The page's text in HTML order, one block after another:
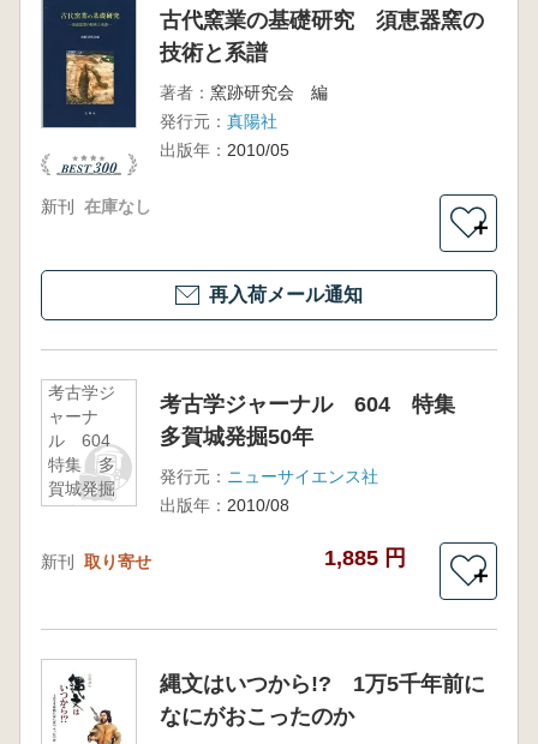
古代窯業の基礎研究 須恵器窯の
技術と系譜
著者： 窯跡研究会 編
発行元： 真陽社
出版年： 2010/05
新刊 在庫なし
＋
再入荷メール通知
考古学ジ
ャーナ
ル 604
特集 多
賀城発掘
50年
考古学ジャーナル 604 特集
多賀城発掘50年
発行元： ニューサイエンス社
出版年： 2010/08
新刊 取り寄せ 1,885 円
＋
縄文はいつから!? 1万5千年前に
なにがおこったのか